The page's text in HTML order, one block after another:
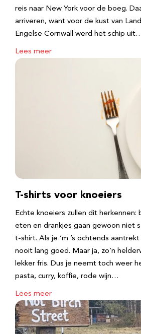
reis naar New York voor de boeg.
arriveren, want voor de kust van
Engelse Cornwall werd het schip
Lees meer
T-shirts voor knoeiers
Echte knoeiers zullen dit herkennen:
eten en drankjes gaan gewoon niet
t-shirt. Als je ‘m ’s ochtends
nooit lang goed. Maar ja, zo’n
lekker fris. Dus je neemt toch weer
pasta, curry, koffie, rode wijn…
Lees meer